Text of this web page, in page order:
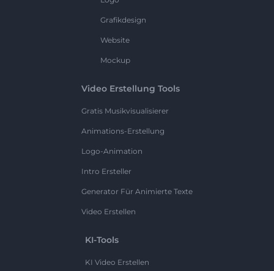
Grafikdesign
Website
Mockup
Video Erstellung Tools
Gratis Musikvisualisierer
Animations-Erstellung
Logo-Animation
Intro Ersteller
Generator Für Animierte Texte
Video Erstellen
KI-Tools
KI Video Erstellen